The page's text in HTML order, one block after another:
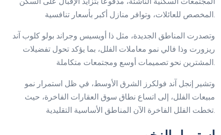
المخصص للعائلات، وتوافر منازل أكبر بأسعار تنافسية.
وتصدرت المناطق الجديدة، مثل ذا أويسيس وجراند بولو كلوب آند
ريزورت وذا فالي نمو معاملات الفلل، بما يؤكد تحول تفضيلات
المشترين نحو تصميمات أوسع ومجتمعات متكاملة.
وتشير إنجل آند فولكرز الشرق الأوسط، في ظل استمرار نمو
مبيعات الفلل، إلى اتساع نطاق سوق العقارات الفاخرة، حيث
تخطت الفلل الفاخرة الآن المناطق الأساسية التقليدية.